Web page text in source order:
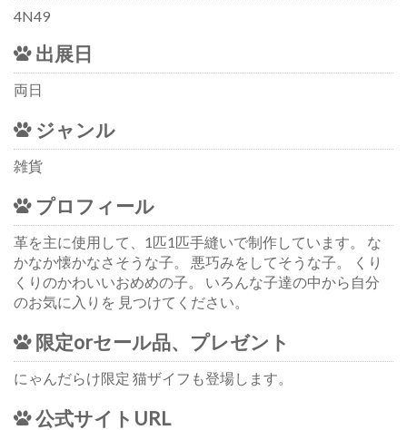
4N49
出展日
両日
ジャンル
雑貨
プロフィール
革を主に使用して、1匹1匹手縫いで制作しています。 な
かなか懐かなさそうな子。 悪巧みをしてそうな子。 くり
くりのかわいいおめめの子。 いろんな子達の中から自分
のお気に入りを 見つけてください。
限定orセール品、プレゼント
にゃんだらけ限定 猫ザイフも登場します。
公式サイトURL